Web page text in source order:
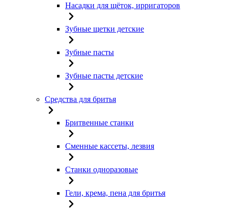
Насадки для щёток, ирригаторов
Зубные щетки детские
Зубные пасты
Зубные пасты детские
Средства для бритья
Бритвенные станки
Сменные кассеты, лезвия
Станки одноразовые
Гели, крема, пена для бритья